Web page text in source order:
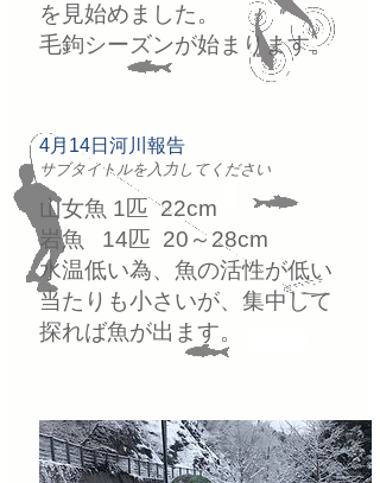
を見始めました。
毛鉤シーズンが始まります。
4月14日河川報告
サブタイトルを入力してください
山女魚 1匹 22cm
岩魚 14匹 20～28cm
水温低い為、魚の活性が低い
当たりも小さいが、集中して
探れば魚が出ます。